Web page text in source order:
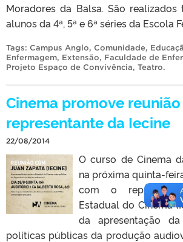
Moradores da Balsa. São
alunos da 4ª, 5ª e 6ª séries da Escola
Tags: Campus Anglo, Comunidade,
Enfermagem, Extensão, Faculdade de
Projeto Espaço de Convivência, Teatro.
Cinema promove
representante da Iecine
22/08/2014
O curso de Cinema
na próxima quinta-
com o
Estadual do Cinema
da apresentação
políticas públicas da produção